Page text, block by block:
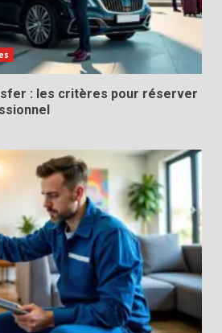
: les critères pour réserver